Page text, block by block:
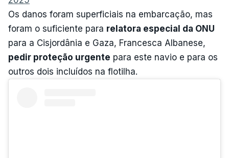
Os danos foram superficiais na embarcação, mas
foram o suficiente para relatora especial da ONU
para a Cisjordânia e Gaza, Francesca Albanese,
pedir proteção urgente para este navio e para os
outros dois incluídos na flotilha.